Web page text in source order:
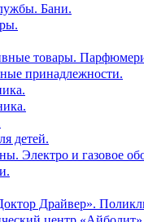
Бани.
товары.
принадлежности.
детей.
Электро и газовое
Драйвер».